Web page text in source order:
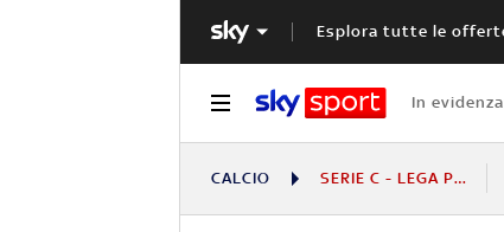
Esplora tutte le
In
CALCIO SERIE C - LEGA PRO